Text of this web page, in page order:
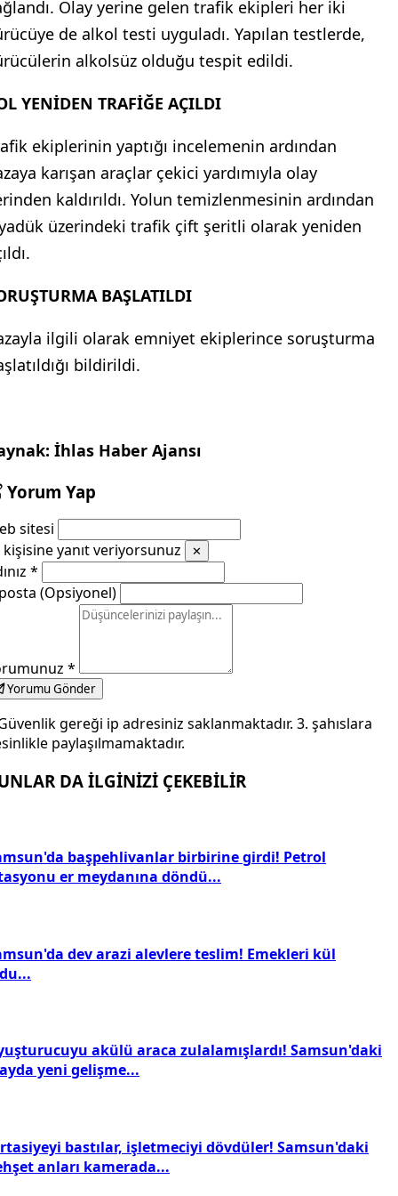
Olay yerine gelen trafik ekipleri her iki
de alkol testi uyguladı. Yapılan testlerde,
alkolsüz olduğu tespit edildi.
YENİDEN TRAFİĞE AÇILDI
ekiplerinin yaptığı incelemenin ardından
karışan araçlar çekici yardımıyla olay
kaldırıldı. Yolun temizlenmesinin ardından
üzerindeki trafik çift şeritli olarak yeniden
BAŞLATILDI
ilgili olarak emniyet ekiplerince soruşturma
bildirildi.
İhlas Haber Ajansı
Yorum Yap
sitesi
kişisine yanıt veriyorsunuz
✕
*
(Opsiyonel)
*
Yorumu Gönder
gereği ip adresiniz saklanmaktadır. 3. şahıslara
paylaşılmamaktadır.
DA İLGİNİZİ ÇEKEBİLİR
başpehlivanlar birbirine girdi! Petrol
er meydanına döndü...
dev arazi alevlere teslim! Emekleri kül
akülü araca zulalamışlardı! Samsun'daki
yeni gelişme...
bastılar, işletmeciyi dövdüler! Samsun'daki
anları kamerada...